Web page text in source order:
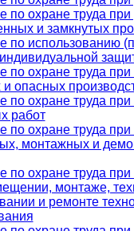
по охране труда при
и замкнутых
по использованию
по охране труда при
опасных
по охране труда
работ
по охране труда
монтажных и
по охране труда
монтаже,
и ремонте